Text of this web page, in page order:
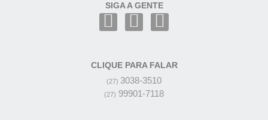
SIGA A GENTE
CLIQUE PARA FALAR
(27) 3038-3510
(27) 99901-7118